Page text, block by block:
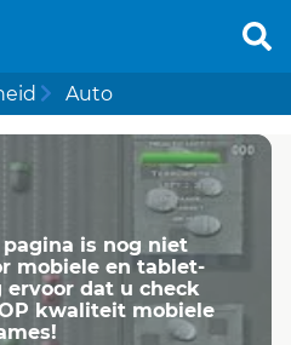
Auto
pagina is nog niet
mobiele en tablet-
ervoor dat u check
kwaliteit mobiele